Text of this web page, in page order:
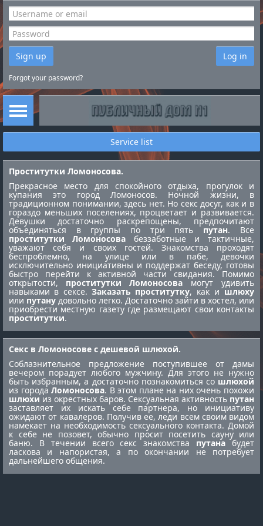
Sign up Log in
Forgot your password?
Service list
Проститутки Ломоносова.
Прекрасное место для спокойного отдыха, прогулок и
купания это город Ломоносов. Ночной жизни, в
традиционном понимании, здесь нет. Но секс досуг, как и в
гораздо меньших поселениях, процветает и развивается.
Девушки достаточно раскрепощены, предпочитают
объединяться в группы по три пять путан. Все
проститутки Ломоносова беззаботные и тактичные,
уважают себя и своих гостей. Знакомства проходят
беспроблемно, на улице или в пабе, девочки
исключительно инициативны и поддержат беседу, готовы
быстро перейти к активной части свидания. Помимо
открытости, проститутки Ломоносова могут удивить
навыками в сексе. Заказать проститутку, как ишлюху
или путану довольно легко. Достаточно зайти в хостел, или
приобрести местную газету где размещают свои контакты
проститутки.
Секс в Ломоносове с дешевой шлюхой.
Соблазнительное предложение поступившее от дамы
вечером порадует любого мужчину. Для этого не нужно
быть избранным, а достаточно познакомиться со шлюхой
из городаЛомоносова. В этом плане на них очень похожи
шлюхииз окрестных баров. Сексуальная активность путан
заставляет их искать себе партнера, но инициативу
ожидают от кавалеров. Получив ее, леди всем своим видом
намекает на необходимость сексуального контакта. Домой
к себе не позовет, обычно просит посетить сауну или
баню. В течении всего секс знакомства путана будет
ласкова и напористая, а по окончании не потребует
дальнейшего общения.